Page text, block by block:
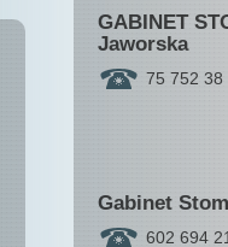
GABINET
Jaworska
75 752 38
Gabinet
602 694